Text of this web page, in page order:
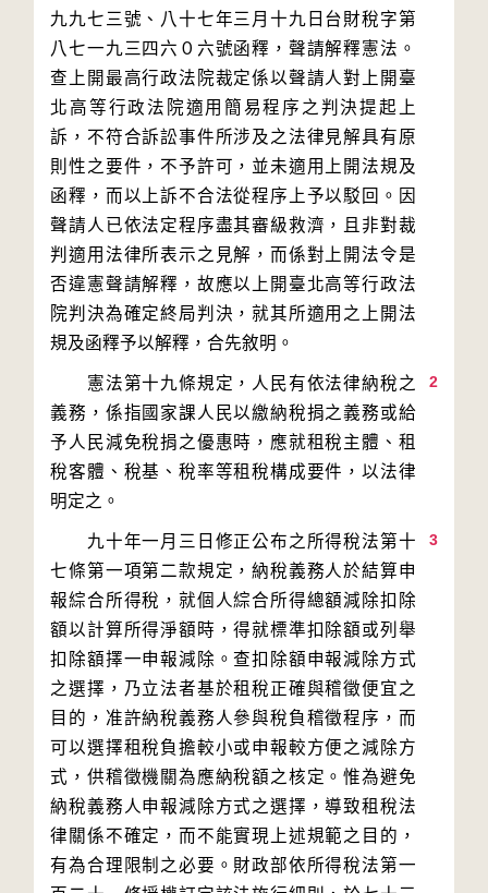
九九七三號、八十七年三月十九日台財稅字第
八七一九三四六０六號函釋，聲請解釋憲法。
查上開最高行政法院裁定係以聲請人對上開臺
北高等行政法院適用簡易程序之判決提起上
訴，不符合訴訟事件所涉及之法律見解具有原
則性之要件，不予許可，並未適用上開法規及
函釋，而以上訴不合法從程序上予以駁回。因
聲請人已依法定程序盡其審級救濟，且非對裁
判適用法律所表示之見解，而係對上開法令是
否違憲聲請解釋，故應以上開臺北高等行政法
院判決為確定終局判決，就其所適用之上開法
2
憲法第十九條規定，人民有依法律納稅之
義務，係指國家課人民以繳納稅捐之義務或給
予人民減免稅捐之優惠時，應就租稅主體、租
稅客體、稅基、稅率等租稅構成要件，以法律
3
九十年一月三日修正公布之所得稅法第十
七條第一項第二款規定，納稅義務人於結算申
報綜合所得稅，就個人綜合所得總額減除扣除
額以計算所得淨額時，得就標準扣除額或列舉
扣除額擇一申報減除。查扣除額申報減除方式
之選擇，乃立法者基於租稅正確與稽徵便宜之
目的，准許納稅義務人參與稅負稽徵程序，而
可以選擇租稅負擔較小或申報較方便之減除方
式，供稽徵機關為應納稅額之核定。惟為避免
納稅義務人申報減除方式之選擇，導致租稅法
律關係不確定，而不能實現上述規範之目的，
有為合理限制之必要。財政部依所得稅法第一